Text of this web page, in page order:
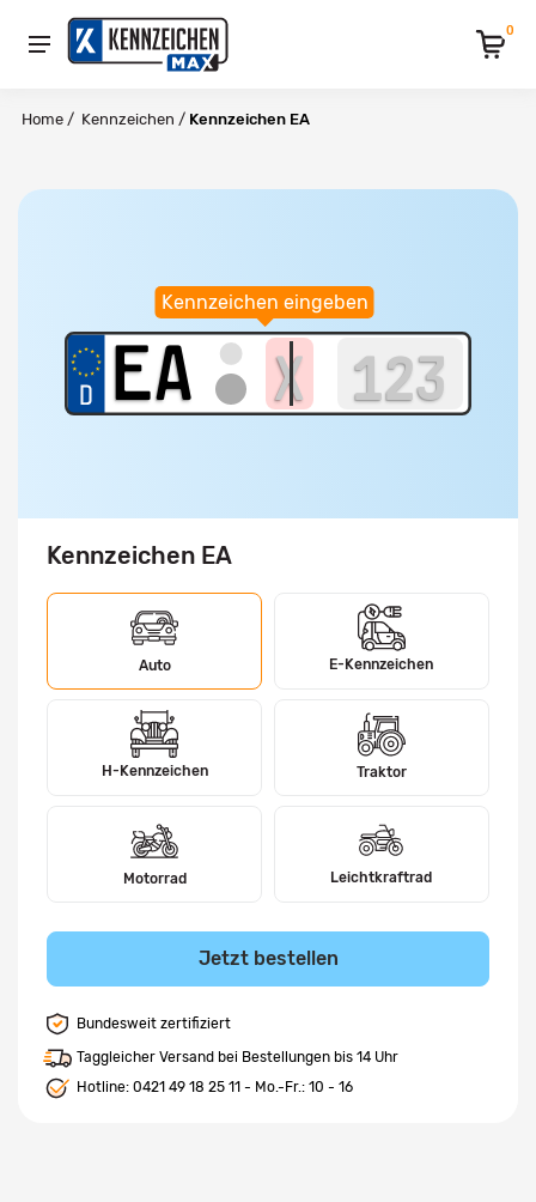
0
Home / Kennzeichen / Kennzeichen EA
Kennzeichen eingeben
Kennzeichen EA
Auto E-Kennzeichen
H-Kennzeichen Traktor
Motorrad Leichtkraftrad
Jetzt bestellen
Bundesweit zertifiziert
Taggleicher Versand bei Bestellungen bis 14 Uhr
Hotline: 0421 49 18 25 11 - Mo.-Fr.: 10 - 16